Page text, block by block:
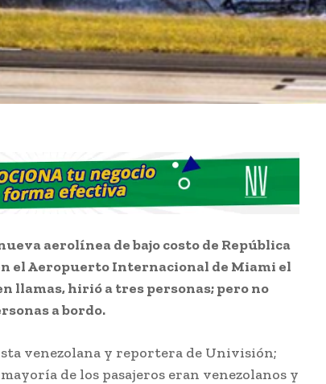
aerolínea de bajo costo de República
el Aeropuerto Internacional de Miami el
llamas, hirió a tres personas; pero no
a bordo.
venezolana y reportera de Univisión;
de los pasajeros eran venezolanos y